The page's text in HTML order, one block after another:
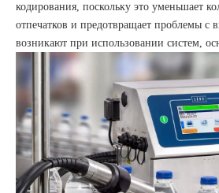
кодирования, поскольку это уменьшает
отпечатков и предотвращает проблемы с
возникают при использовании систем,